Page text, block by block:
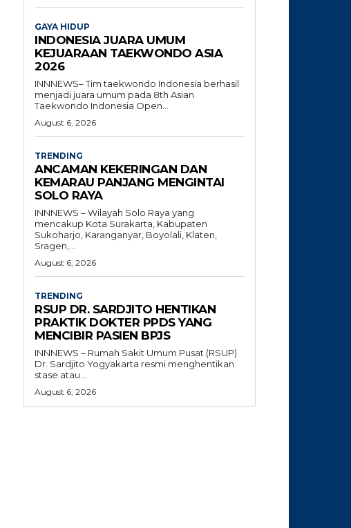
GAYA HIDUP
INDONESIA JUARA UMUM
KEJUARAAN TAEKWONDO ASIA
2026
INNNEWS– Tim taekwondo Indonesia berhasil
menjadi juara umum pada 8th Asian
Taekwondo Indonesia Open...
August 6, 2026
TRENDING
ANCAMAN KEKERINGAN DAN
KEMARAU PANJANG MENGINTAI
SOLO RAYA
INNNEWS – Wilayah Solo Raya yang
mencakup Kota Surakarta, Kabupaten
Sukoharjo, Karanganyar, Boyolali, Klaten,
Sragen,...
August 6, 2026
TRENDING
RSUP DR. SARDJITO HENTIKAN
PRAKTIK DOKTER PPDS YANG
MENCIBIR PASIEN BPJS
INNNEWS – Rumah Sakit Umum Pusat (RSUP)
Dr. Sardjito Yogyakarta resmi menghentikan
stase atau...
August 6, 2026